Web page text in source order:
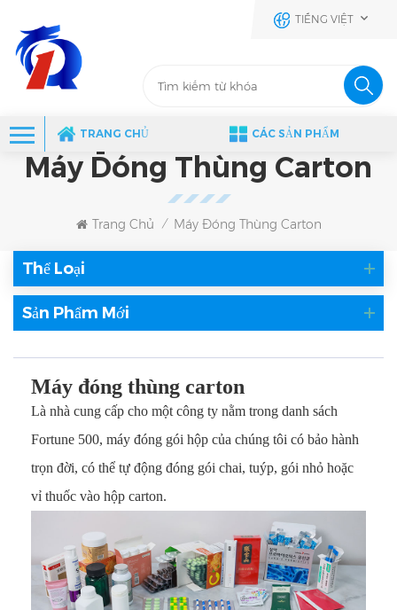
TIẾNG VIỆT
TRANG CHỦ CÁC SẢN PHẨM
Máy Đóng Thùng Carton
Trang Chủ / Máy Đóng Thùng Carton
Thể Loại
Sản Phẩm Mới
Máy đóng thùng carton
Là nhà cung cấp cho một công ty nằm trong danh sách
Fortune 500, máy đóng gói hộp của chúng tôi có bảo hành
trọn đời, có thể tự động đóng gói chai, tuýp, gói nhỏ hoặc
vỉ thuốc vào hộp carton.